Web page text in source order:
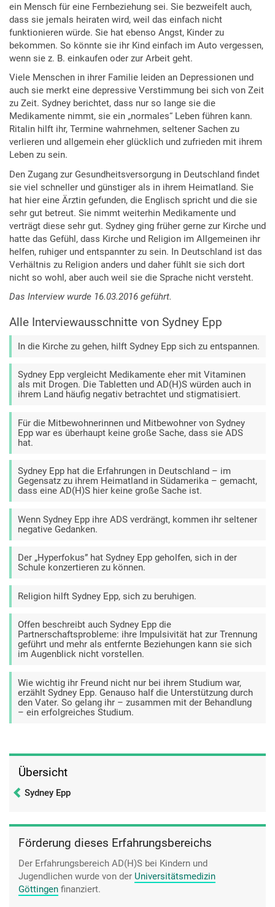
ein Mensch für eine Fernbeziehung sei. Sie bezweifelt auch,
dass sie jemals heiraten wird, weil das einfach nicht
funktionieren würde. Sie hat ebenso Angst, Kinder zu
bekommen. So könnte sie ihr Kind einfach im Auto vergessen,
wenn sie z. B. einkaufen oder zur Arbeit geht.
Viele Menschen in ihrer Familie leiden an Depressionen und
auch sie merkt eine depressive Verstimmung bei sich von Zeit
zu Zeit. Sydney berichtet, dass nur so lange sie die
Medikamente nimmt, sie ein „normales“ Leben führen kann.
Ritalin hilft ihr, Termine wahrnehmen, seltener Sachen zu
verlieren und allgemein eher glücklich und zufrieden mit ihrem
Leben zu sein.
Den Zugang zur Gesundheitsversorgung in Deutschland findet
sie viel schneller und günstiger als in ihrem Heimatland. Sie
hat hier eine Ärztin gefunden, die Englisch spricht und die sie
sehr gut betreut. Sie nimmt weiterhin Medikamente und
verträgt diese sehr gut. Sydney ging früher gerne zur Kirche und
hatte das Gefühl, dass Kirche und Religion im Allgemeinen ihr
helfen, ruhiger und entspannter zu sein. In Deutschland ist das
Verhältnis zu Religion anders und daher fühlt sie sich dort
nicht so wohl, aber auch weil sie die Sprache nicht versteht.
Das Interview wurde 16.03.2016 geführt.
Alle Interviewausschnitte von Sydney Epp
In die Kirche zu gehen, hilft Sydney Epp sich zu entspannen.
Sydney Epp vergleicht Medikamente eher mit Vitaminen
als mit Drogen. Die Tabletten und AD(H)S würden auch in
ihrem Land häufig negativ betrachtet und stigmatisiert.
Für die Mitbewohnerinnen und Mitbewohner von Sydney
Epp war es überhaupt keine große Sache, dass sie ADS
hat.
Sydney Epp hat die Erfahrungen in Deutschland – im
Gegensatz zu ihrem Heimatland in Südamerika – gemacht,
dass eine AD(H)S hier keine große Sache ist.
Wenn Sydney Epp ihre ADS verdrängt, kommen ihr seltener
negative Gedanken.
Der „Hyperfokus” hat Sydney Epp geholfen, sich in der
Schule konzertieren zu können.
Religion hilft Sydney Epp, sich zu beruhigen.
Offen beschreibt auch Sydney Epp die
Partnerschaftsprobleme: ihre Impulsivität hat zur Trennung
geführt und mehr als entfernte Beziehungen kann sie sich
im Augenblick nicht vorstellen.
Wie wichtig ihr Freund nicht nur bei ihrem Studium war,
erzählt Sydney Epp. Genauso half die Unterstützung durch
den Vater. So gelang ihr – zusammen mit der Behandlung
– ein erfolgreiches Studium.
Übersicht
Sydney Epp
Förderung dieses Erfahrungsbereichs
Der Erfahrungsbereich AD(H)S bei Kindern und
Jugendlichen wurde von der Universitätsmedizin
Göttingen finanziert.